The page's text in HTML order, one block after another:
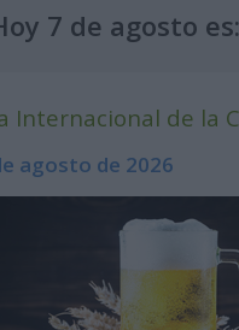
7 de agosto es:
Internacional de la
agosto de 2026